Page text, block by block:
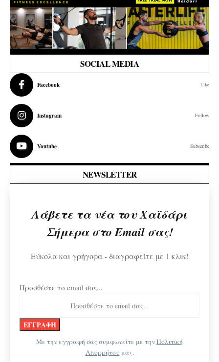
SOCIAL MEDIA
Facebook Like
Instagram Follow
Youtube Subscribe
NEWSLETTER
Λάβετε τα νέα του Χαϊδάρι
Σήμερα στο Email σας!
Εύκολα και γρήγορα - διαγραφείτε με 1 κλικ!
Προσθέστε το email σας...
Με την εγγραφή σας συμφωνείτε με τηνΠολιτική
Απορρήτου μας.